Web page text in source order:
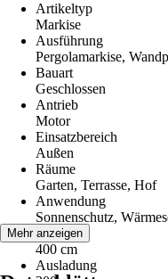
Artikeltyp
Markise
Ausführung
Pergolamarkise,
Bauart
Geschlossen
Antrieb
Motor
Einsatzbereich
Außen
Räume
Garten, Terrasse, Hof
Anwendung
Sonnenschutz,
Breite
400 cm
Ausladung
Mehr anzeigen